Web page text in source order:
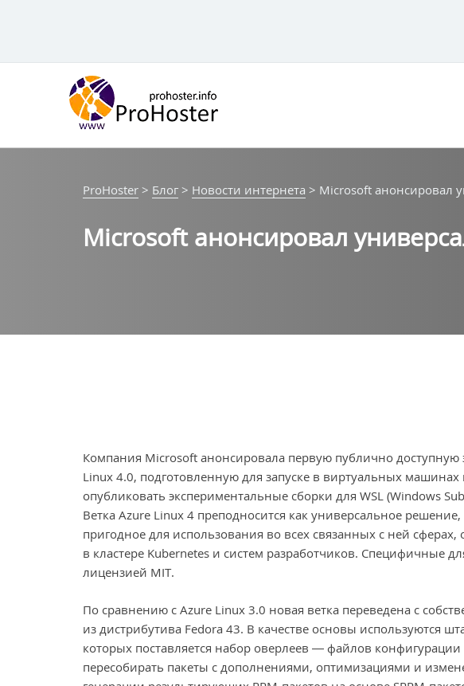
ProHoster > Блог > Новости интернета > Microsoft анонсировал
Microsoft анонсировал
Компания Microsoft анонсировала первую публично доступную
Linux 4.0, подготовленную для запуске в виртуальных
опубликовать экспериментальные сборки для WSL (Windows
Ветка Azure Linux 4 преподносится как универсальное
пригодное для использования во всех связанных с ней
в кластере Kubernetes и систем разработчиков. Специфичные
лицензией MIT.
По сравнению с Azure Linux 3.0 новая ветка переведена с
из дистрибутива Fedora 43. В качестве основы используются
которых поставляется набор оверлеев — файлов
пересобирать пакеты с дополнениями, оптимизациями и